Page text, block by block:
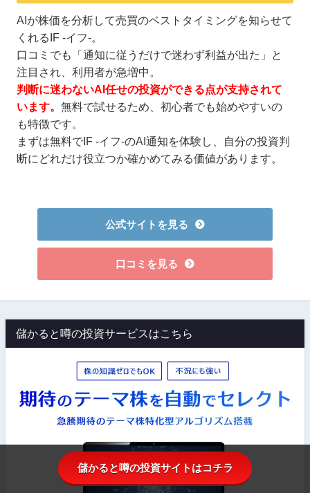
AIが株価を分析して売買のベストタイミングを知らせて
くれるIF -イフ-。
口コミでも「通知に従うだけで迷わず利益が出た」と
注目され、利用者が急増中。
判断に迷わないAI任せの投資ができる点が支持されて
います。無料で試せるため、初心者でも始めやすいの
も特徴です。
まずは無料でIF -イフ-のAI通知を体験し、自分の投資判
断にどれだけ役立つか確かめてみる価値があります。
公式サイトを見る
口コミを見る
儲かると噂の投資サービスはこちら
儲かると噂の投資サイトはコチラ